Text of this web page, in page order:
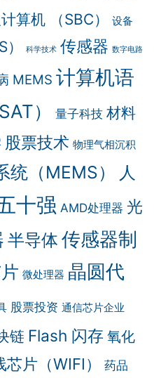
算机 （SBC） 设备
科学技术 传感器 数字电路
MEMS 计算机语
） 量子科技 材料
股票技术 物理气相沉积
统（MEMS）
人
十强 AMD处理器 光
半导体 传感器制
微处理器 晶圆代
股票投资 通信芯片企业
链 Flash 闪存 氧化
芯片（WIFI）
药品